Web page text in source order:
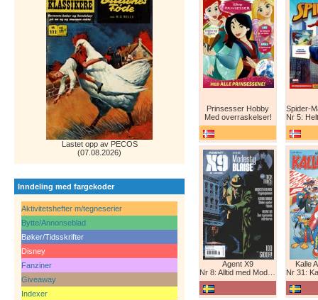
Lastet opp av PECOS
(07.08.2026)
Inndeling med fargekoder
Aktivitetshefter m/tegneserier
Bytte/Annonseblad
Bøker/Tidsskrifter
Disney
Fanziner
Giveaway
Indexer
Prinsesser Hobby
Med overraskelser!
Nr 5: Helt ny
Agent X9
Nr 8: Alltid med Modesty Blaise
Kalle
Nr 31: